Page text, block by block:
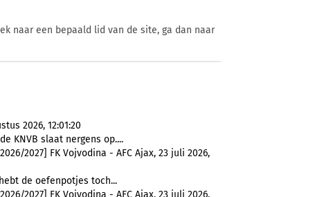
naar een bepaald lid van de site, ga dan naar
2026, 12:01:20
KNVB slaat nergens op....
2027] FK Vojvodina - AFC Ajax, 23 juli 2026,
de oefenpotjes toch...
2027] FK Vojvodina - AFC Ajax, 23 juli 2026,